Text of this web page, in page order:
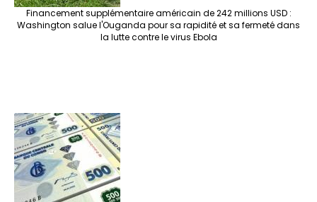
Financement supplémentaire américain de 242 millions USD :
Washington salue l'Ouganda pour sa rapidité et sa fermeté dans
la lutte contre le virus Ebola